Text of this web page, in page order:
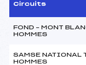
Circuits
FOND – MONT
HOMMES
SAMSE NATIONAL
HOMMES